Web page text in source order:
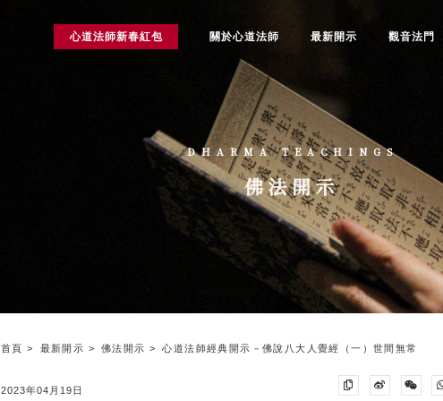
DHARMA TEACHINGS
佛法開示
首頁 最新開示 佛法開示 心道法師經典開示－佛說八大人覺經（一）世間無常
2023年04月19日
心道法師新春紅包 關於心道法師 最新開示 觀音法門